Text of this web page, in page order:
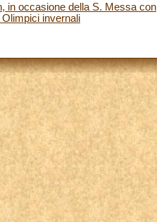
in occasione della S. Messa con
invernali